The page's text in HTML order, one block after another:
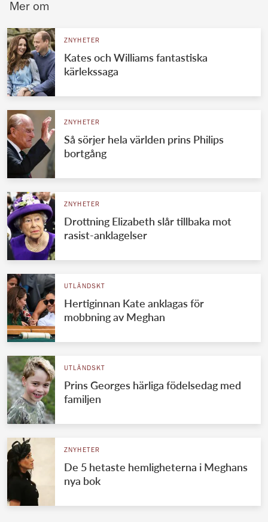
Mer om
ZNYHETER
Kates och Williams fantastiska
kärlekssaga
ZNYHETER
Så sörjer hela världen prins Philips
bortgång
ZNYHETER
Drottning Elizabeth slår tillbaka mot
rasist-anklagelser
UTLÄNDSKT
Hertiginnan Kate anklagas för
mobbning av Meghan
UTLÄNDSKT
Prins Georges härliga födelsedag med
familjen
ZNYHETER
De 5 hetaste hemligheterna i Meghans
nya bok